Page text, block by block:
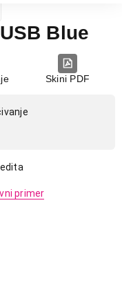
Blue
Skini PDF
primer